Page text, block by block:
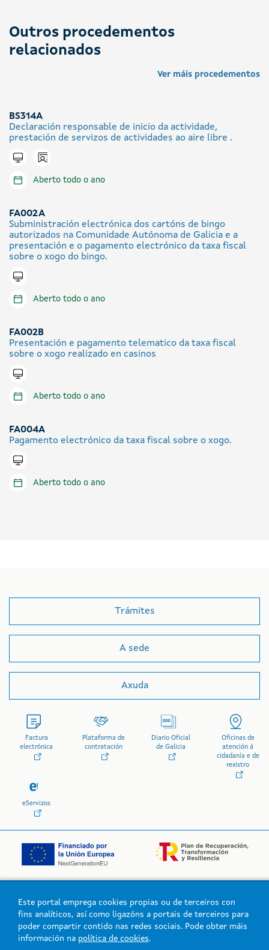
Outros procedementos
relacionados
Ver máis procedementos
BS314A
Declaración responsable de inicio da actividade,
prestación de servizos de actividades ao aire libre .
Tramitar en liña
Icono presencial
Aberto todo o ano
FA002A
Subministración electrónica dos cartóns de bingo
autorizados na Comunidade Autónoma de Galicia e a
presentación e o pagamento electrónico da taxa fiscal
sobre o xogo do bingo.
Tramitar en liña
Aberto todo o ano
FA002B
Presentación e pagamento telematico da taxa fiscal
sobre o xogo realizado en casinos
Tramitar en liña
Aberto todo o ano
FA004A
Pagamento electrónico da taxa fiscal sobre o xogo.
Tramitar en liña
Aberto todo o ano
Trámites
A sede
Axuda
Factura
electrónica
Plataforma de
contratación
Diario Oficial
de Galicia
Oficinas de
atención á
cidadanía e de
rexistro
eServizos
Logo da Xunta de Galicia
Este portal emprega cookies propias ou de terceiros con
fins analíticos, así como ligazóns a portais de terceiros para
poder compartir contido nas redes sociais. Pode obter máis
información na política de cookies.